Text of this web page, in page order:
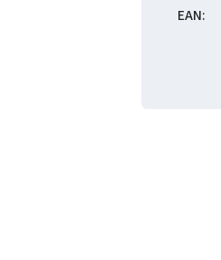
EAN: